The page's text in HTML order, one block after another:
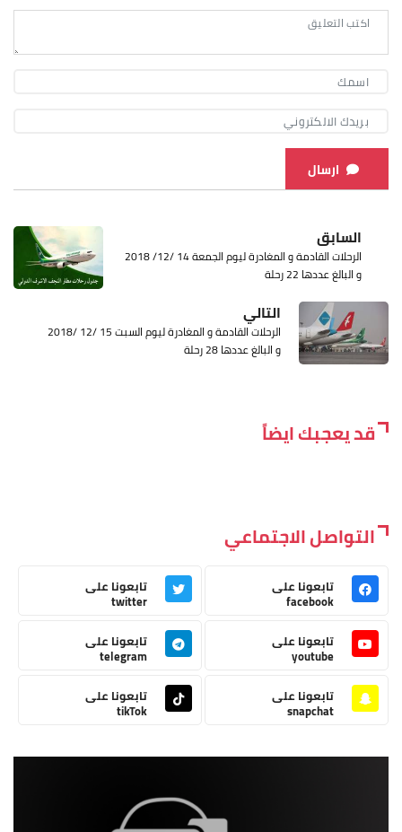
ارسال
السابق
الرحلات القادمة و المغادرة ليوم الجمعة 14 /12/ 2018
و البالغ عددها 22 رحلة
التالي
الرحلات القادمة و المغادرة ليوم السبت 15 /12 /2018
و البالغ عددها 28 رحلة
قد يعجبك ايضاً
التواصل الاجتماعي
تابعونا على
facebook
تابعونا على
twitter
تابعونا على
youtube
تابعونا على
telegram
تابعونا على
snapchat
تابعونا على
tikTok